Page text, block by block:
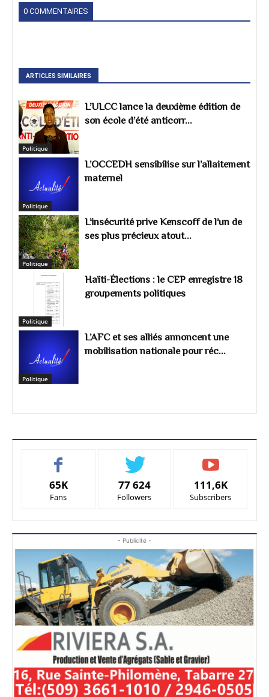
0 COMMENTAIRES
ARTICLES SIMILAIRES
Politique
L’ULCC lance la deuxième édition de
son école d’été anticorr...
Politique
L’OCCEDH sensibilise sur l’allaitement
maternel
Politique
L’insécurité prive Kenscoff de l’un de
ses plus précieux atout...
Politique
Haïti-Élections : le CEP enregistre 18
groupements politiques
Politique
L’AFC et ses alliés annoncent une
mobilisation nationale pour réc...
65K
Fans
77 624
Followers
111,6K
Subscribers
- Publicité -